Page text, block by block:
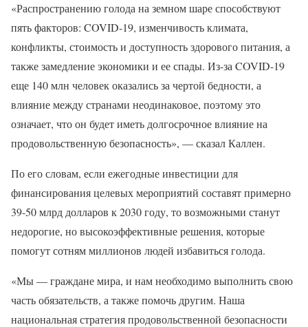
«Распространению голода на земном шаре способствуют
пять факторов: COVID-19, изменчивость климата,
конфликты, стоимость и доступность здорового питания, а
также замедление экономики и ее спады. Из-за COVID-19
еще 140 млн человек оказались за чертой бедности, а
влияние между странами неодинаковое, поэтому это
означает, что он будет иметь долгосрочное влияние на
продовольственную безопасность», — сказал Каллен.
По его словам, если ежегодные инвестиции для
финансирования целевых мероприятий составят примерно
39-50 млрд долларов к 2030 году, то возможными станут
недорогие, но высокоэффективные решения, которые
помогут сотням миллионов людей избавиться голода.
«Мы — граждане мира, и нам необходимо выполнить свою
часть обязательств, а также помочь другим. Наша
национальная стратегия продовольственной безопасности